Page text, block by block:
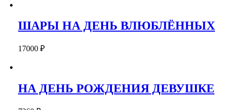
ШАРЫ НА ДЕНЬ ВЛЮБЛЁННЫХ
17000 ₽
НА ДЕНЬ РОЖДЕНИЯ ДЕВУШКЕ